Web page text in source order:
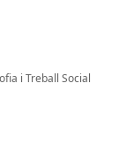
i Treball Social